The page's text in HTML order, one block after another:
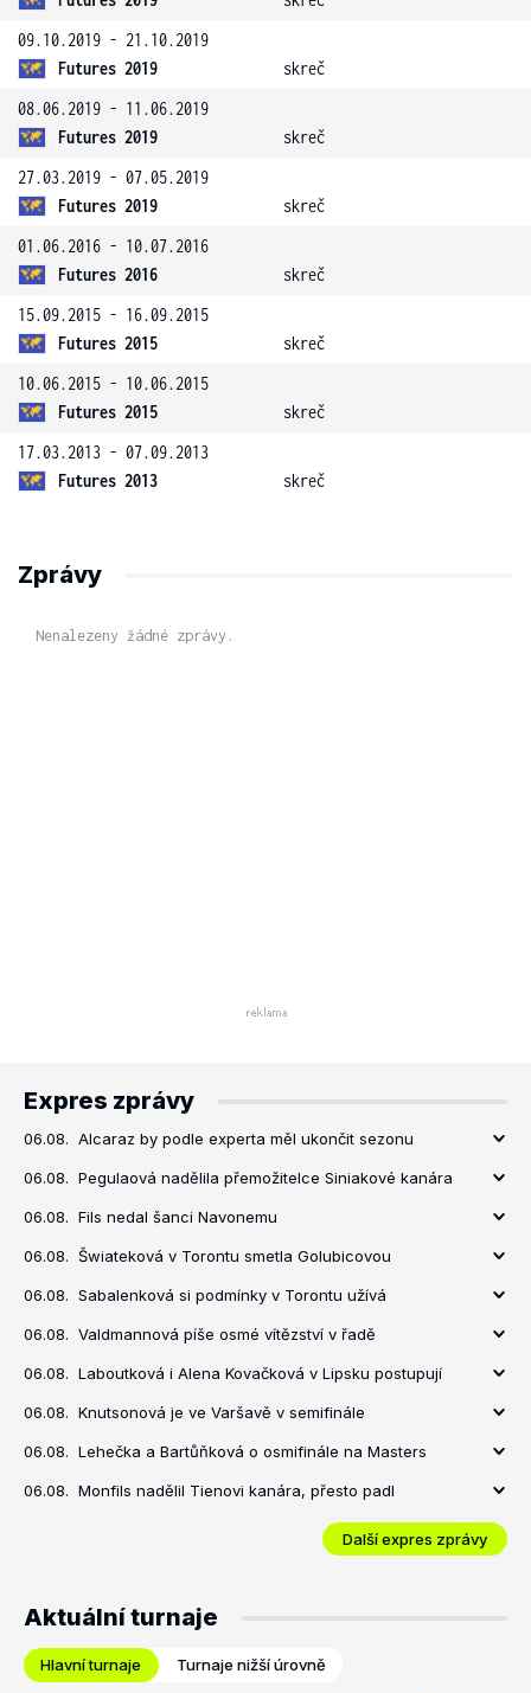
09.10.2019 - 21.10.2019
Futures 2019
skreč
08.06.2019 - 11.06.2019
Futures 2019
skreč
27.03.2019 - 07.05.2019
Futures 2019
skreč
01.06.2016 - 10.07.2016
Futures 2016
skreč
15.09.2015 - 16.09.2015
Futures 2015
skreč
10.06.2015 - 10.06.2015
Futures 2015
skreč
17.03.2013 - 07.09.2013
Futures 2013
skreč
Zprávy
Nenalezeny žádné zprávy.
Expres zprávy
06.08. Alcaraz by podle experta měl ukončit sezonu
06.08. Pegulaová nadělila přemožitelce Siniakové kanára
06.08. Fils nedal šanci Navonemu
06.08. Šwiateková v Torontu smetla Golubicovou
06.08. Sabalenková si podmínky v Torontu užívá
06.08. Valdmannová píše osmé vítězství v řadě
06.08. Laboutková i Alena Kovačková v Lipsku postupují
06.08. Knutsonová je ve Varšavě v semifinále
06.08. Lehečka a Bartůňková o osmifinále na Masters
06.08. Monfils nadělil Tienovi kanára, přesto padl
Další expres zprávy
Aktuální turnaje
Hlavní turnaje Turnaje nižší úrovně